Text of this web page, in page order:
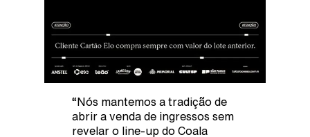
“Nós mantemos a tradição de
abrir a venda de ingressos sem
revelar o line-up do Coala